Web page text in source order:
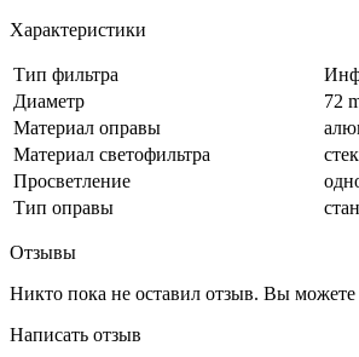
Характеристики
Тип фильтра
Диаметр
72
Материал оправы
Материал светофильтра
Просветление
Тип оправы
Отзывы
Никто пока не оставил отзыв. Вы можете
Написать отзыв